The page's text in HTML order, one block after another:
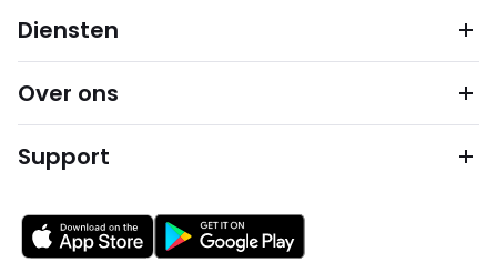
Diensten
Over ons
Support